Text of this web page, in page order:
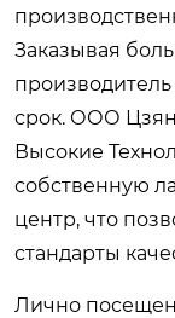
Заказывая
срок. ООО
Высокие
собственную
центр, что
стандарты
Лично